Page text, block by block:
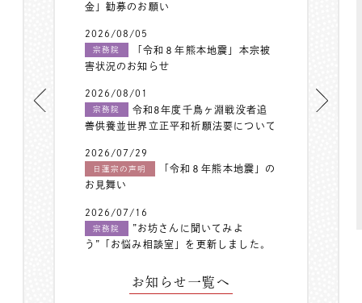
金」勧募のお願い
2026/08/05
宗務院
「令和８年熊本地震」本宗被
害状況のお知らせ
2026/08/01
宗務院
令和8年度千鳥ヶ淵戦没者追
善供養並世界立正平和祈願法要について
2026/07/29
日蓮宗の声明
「令和８年熊本地震」の
お見舞い
2026/07/16
宗務院
”お坊さんに聞いてみよ
う”「お悩み相談室」を更新しました。
お知らせ一覧へ